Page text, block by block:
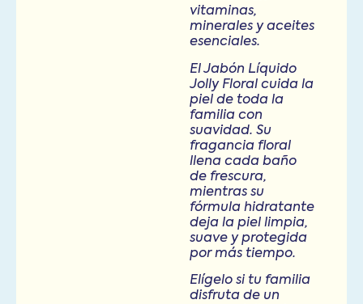
vitaminas,
minerales y aceites
esenciales.
El Jabón Líquido
Jolly Floral cuida la
piel de toda la
familia con
suavidad. Su
fragancia floral
llena cada baño
de frescura,
mientras su
fórmula hidratante
deja la piel limpia,
suave y protegida
por más tiempo.
Elígelo si tu familia
disfruta de un